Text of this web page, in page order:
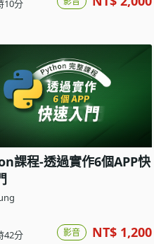
10分
課程-透過實作6個APP快
42分 影音 NT$ 1,200